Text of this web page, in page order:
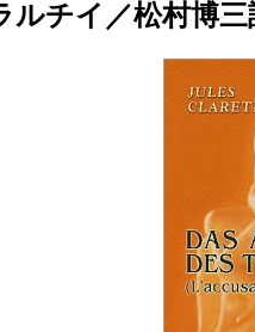
チイ／松村博三